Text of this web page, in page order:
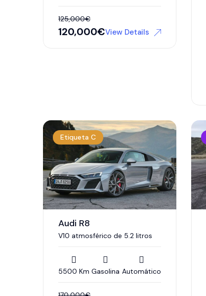
125,000€
120,000€View Details
Etiqueta C
Audi R8
V10 atmosférico de 5.2 litros
5500 Km Gasolina Automático